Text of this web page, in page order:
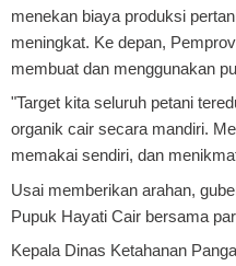
menekan biaya produksi
meningkat. Ke depan,
membuat dan menggunakan
"Target kita seluruh petani
organik cair secara mandiri.
memakai sendiri, dan
Usai memberikan arahan,
Pupuk Hayati Cair bersama
Kepala Dinas Ketahanan